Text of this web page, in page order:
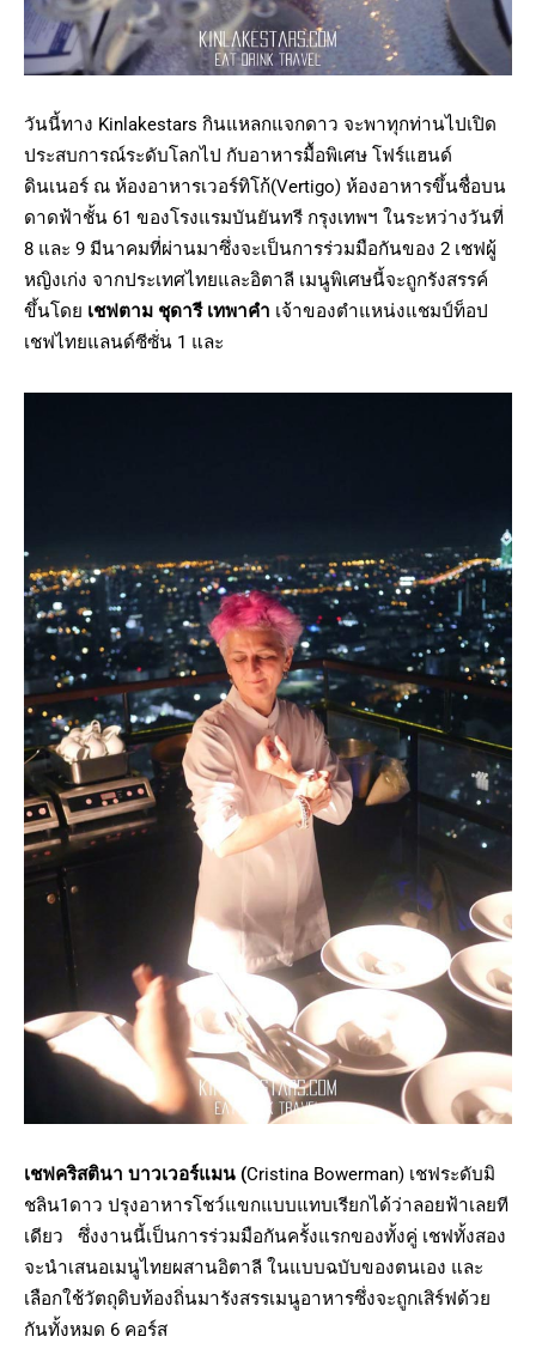
วันนี้ทาง Kinlakestars กินแหลกแจกดาว จะพาทุกท่านไปเปิด
ประสบการณ์ระดับโลกไป กับอาหารมื้อพิเศษ โฟร์แฮนด์
ดินเนอร์ ณ ห้องอาหารเวอร์ทิโก้(Vertigo) ห้องอาหารขึ้นชื่อบน
ดาดฟ้าชั้น 61 ของโรงแรมบันยันทรี กรุงเทพฯ ในระหว่างวันที่
8 และ 9 มีนาคมที่ผ่านมาซึ่งจะเป็นการร่วมมือกันของ 2 เชฟผู้
หญิงเก่ง จากประเทศไทยและอิตาลี เมนูพิเศษนี้จะถูกรังสรรค์
ขึ้นโดย เชฟตาม ชุดารี เทพาคำ เจ้าของตำแหน่งแชมป์ท็อป
เชฟไทยแลนด์ซีซั่น 1 และ
เชฟคริสตินา บาวเวอร์แมน (Cristina Bowerman) เชฟระดับมิ
ชลิน1ดาว ปรุงอาหารโชว์แขกแบบแทบเรียกได้ว่าลอยฟ้าเลยที
เดียว ซึ่งงานนี้เป็นการร่วมมือกันครั้งแรกของทั้งคู่ เชฟทั้งสอง
จะนำเสนอเมนูไทยผสานอิตาลี ในแบบฉบับของตนเอง และ
เลือกใช้วัตถุดิบท้องถิ่นมารังสรรเมนูอาหารซึ่งจะถูกเสิร์ฟด้วย
กันทั้งหมด 6 คอร์ส